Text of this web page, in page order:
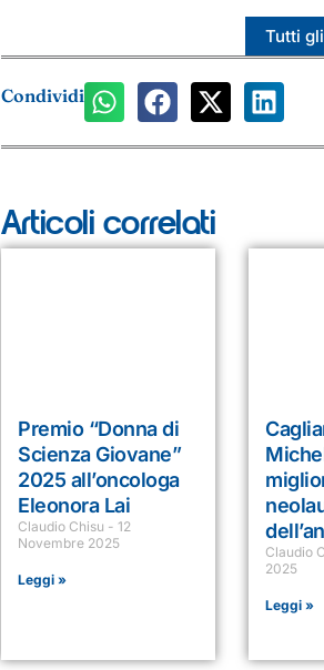
Tutti
Condividi
Articoli correlati
Premio “Donna di
Scienza Giovane”
2025 all’oncologa
Eleonora Lai
Claudio Chisu
12
Novembre 2025
Leggi »
Claudio
2025
Leggi »